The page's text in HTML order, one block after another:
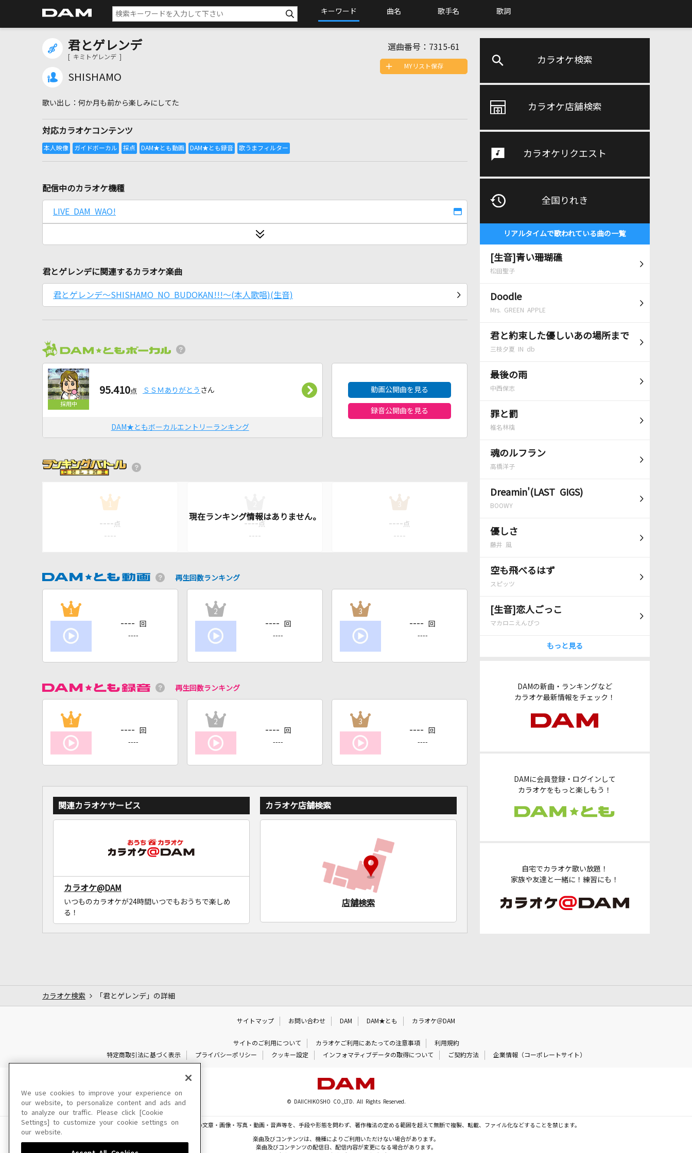
キーワード 曲名 歌手名 歌詞
カラオケ検索
カラオケ店舗検索
カラオケリクエスト
全国りれき
リアルタイムで歌われている曲の一覧
[生音]青い珊瑚礁
松田聖子
Doodle
Mrs. GREEN APPLE
君と約束した優しいあの場所まで
三枝夕夏 IN db
最後の雨
中西保志
罪と罰
椎名林檎
魂のルフラン
高橋洋子
Dreamin'(LAST GIGS)
BOOWY
優しさ
藤井 風
空も飛べるはず
スピッツ
[生音]恋人ごっこ
マカロニえんぴつ
もっと見る
DAMの新曲・ランキングなど
カラオケ最新情報をチェック！
DAMに会員登録・ログインして
カラオケをもっと楽しもう！
自宅でカラオケ歌い放題！
家族や友達と一緒に！練習にも！
君とゲレンデ
[ キミトゲレンデ ]
SHISHAMO
選曲番号： 7315-61
何か月も前から楽しみにしてた
対応カラオケコンテンツ
MYリスト保存
配信中のカラオケ機種
LIVE DAM WAO!
君とゲレンデに関連するカラオケ楽曲
君とゲレンデ～SHISHAMO NO BUDOKAN!!!～(本人歌唱)(生音)
95.410点 ＳＳＭありがとう さん
DAM★ともボーカルエントリーランキング
動画公開曲を見る
録音公開曲を見る
1
---- 点
----
---- 点
----
3
---- 点
----
再生回数ランキング
1
---- 回
----
2
---- 回
----
3
---- 回
----
再生回数ランキング
1
---- 回
----
2
---- 回
----
3
---- 回
----
関連カラオケサービス
カラオケ@DAM
いつものカラオケが24時間いつでもおうちで楽しめ
る！
カラオケ店舗検索
店舗検索
カラオケ検索 「君とゲレンデ」の詳細
サイトマップ お問い合わせ DAM DAM★とも カラオケ＠DAM
サイトのご利用について カラオケご利用にあたっての注意事項
利用規約
特定商取引法に基づく表示
プライバシーポリシー クッキー設定 インフォマティブデータの取得について ご契約方法 企業情報（コーポレートサイト）
© DAIICHIKOSHO CO.,LTD. All Rights Reserved.
このサイトに掲載されている一切の文章・画像・写真・動画・音声等を、手段や形態を問わず、著作権法の定める範囲を超えて無断で複製、転載、ファイル化などすることを禁じます。
楽曲及びコンテンツは、機種によりご利用いただけない場合があります。
楽曲及びコンテンツの配信日、配信内容が変更になる場合があります。
We use cookies to improve your experience on
our website, to personalize content and ads and
to analyze our traffic. Please click [Cookie
Settings] to customize your cookie settings on
our website.